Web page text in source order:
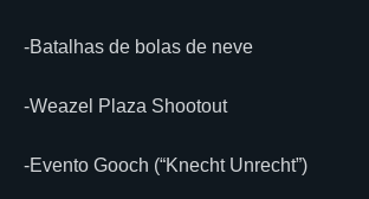
-Batalhas de bolas de neve
-Weazel Plaza Shootout
-Evento Gooch (“Knecht Unrecht”)